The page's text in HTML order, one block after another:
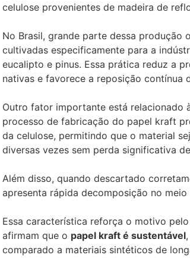
celulose provenientes de madeira de
No Brasil, grande parte dessa produção
cultivadas especificamente para a
eucalipto e pinus. Essa prática reduz a
nativas e favorece a reposição contínua
Outro fator importante está relacionado
processo de fabricação do papel kraft
da celulose, permitindo que o material
diversas vezes sem perda significativa
Além disso, quando descartado
apresenta rápida decomposição no meio
Essa característica reforça o motivo
afirmam que o papel kraft é sustentável
comparado a materiais sintéticos de